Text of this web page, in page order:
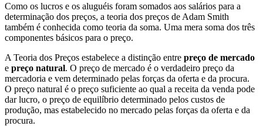
Como os lucros e os aluguéis foram somados aos salários para a
determinação dos preços, a teoria dos preços de Adam Smith
também é conhecida como teoria da soma. Uma mera soma dos três
componentes básicos para o preço.
A Teoria dos Preços estabelece a distinção entre preço de mercado
e preço natural. O preço de mercado é o verdadeiro preço da
mercadoria e vem determinado pelas forças da oferta e da procura.
O preço natural é o preço suficiente ao qual a receita da venda pode
dar lucro, o preço de equilíbrio determinado pelos custos de
produção, mas estabelecido no mercado pelas forças da oferta e da
procura.